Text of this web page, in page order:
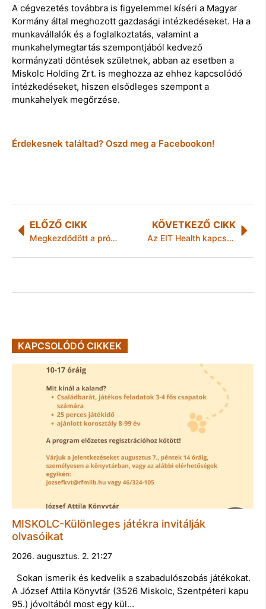
A cégvezetés továbbra is figyelemmel kíséri a Magyar
Kormány által meghozott gazdasági intézkedéseket. Ha a
munkavállalók és a foglalkoztatás, valamint a
munkahelymegtartás szempontjából kedvező
kormányzati döntések születnek, abban az esetben a
Miskolc Holding Zrt. is meghozza az ehhez kapcsolódó
intézkedéseket, hiszen elsődleges szempont a
munkahelyek megőrzése.
Érdekesnek találtad? Oszd meg a Facebookon!
ELŐZŐ CIKK
Megkezdődött a próbacölöpözés a miskolci Y-híd építésénél
KÖVETKEZŐ CIKK
Az EIT Health kapcsolatteremtő felületet indított a koronavírus leküzdésének érdekében
KAPCSOLÓDÓ CIKKEK
MISKOLC-Különleges játékra invitálják
olvasóikat
2026. augusztus. 2. 21:27
Sokan ismerik és kedvelik a szabadulószobás játékokat.
A József Attila Könyvtár (3526 Miskolc, Szentpéteri kapu
95.) jóvoltából most egy kül…